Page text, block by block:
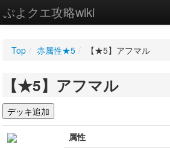
ぷよクエ攻略wiki
WIKI
設定
Top / 赤属性★5 / 【★5】アフマル
【★5】アフマル
属性